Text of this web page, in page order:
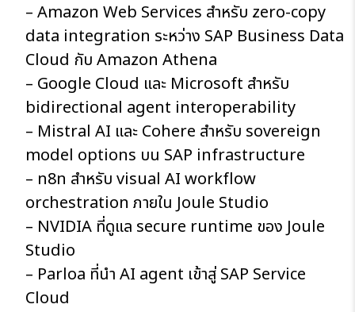
– Amazon Web Services สำหรับ zero-copy
data integration ระหว่าง SAP Business Data
Cloud กับ Amazon Athena
– Google Cloud และ Microsoft สำหรับ
bidirectional agent interoperability
– Mistral AI และ Cohere สำหรับ sovereign
model options บน SAP infrastructure
– n8n สำหรับ visual AI workflow
orchestration ภายใน Joule Studio
– NVIDIA ที่ดูแล secure runtime ของ Joule
Studio
– Parloa ที่นำ AI agent เข้าสู่ SAP Service
Cloud